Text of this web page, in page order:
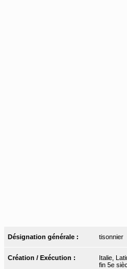
Désignation générale : tisonnier
Création / Exécution : Italie,
fin 5e